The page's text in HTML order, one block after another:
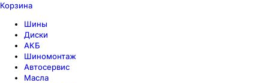
Корзина
Шины
Диски
АКБ
Шиномонтаж
Автосервис
Масла